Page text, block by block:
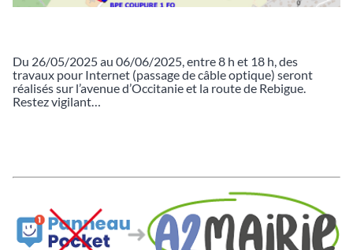
Du 26/05/2025 au 06/06/2025, entre 8 h et 18 h, des
travaux pour Internet (passage de câble optique) seront
réalisés sur l’avenue d’Occitanie et la route de Rebigue.
Restez vigilant…